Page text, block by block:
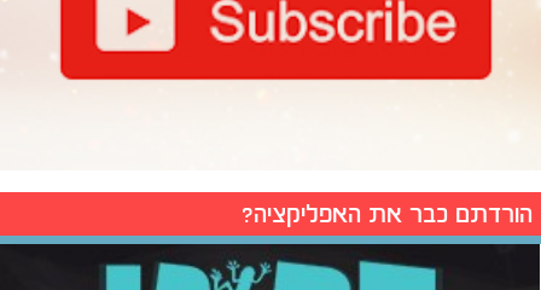
הורדתם כבר את האפליקציה?